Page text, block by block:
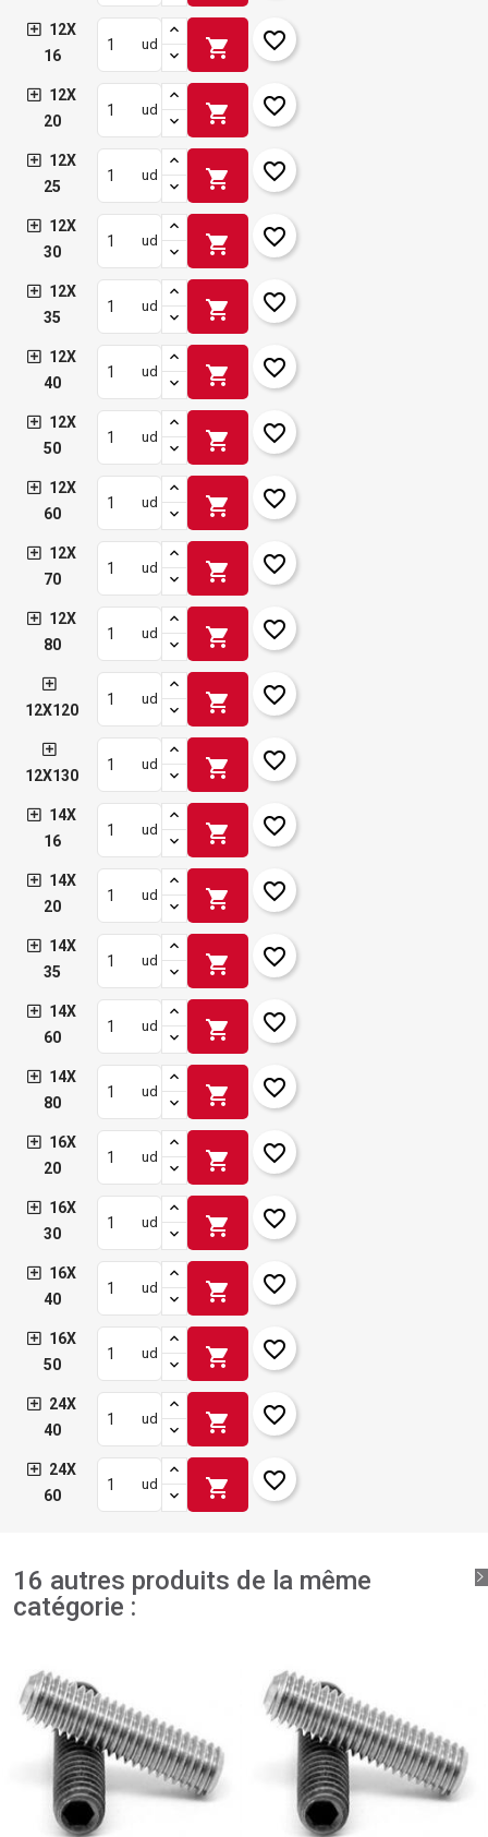
12X
16
ud shopping_cart favorite_border
12X
20
ud shopping_cart favorite_border
12X
25
ud shopping_cart favorite_border
12X
30
ud shopping_cart favorite_border
12X
35
ud shopping_cart favorite_border
12X
40
ud shopping_cart favorite_border
12X
50
ud shopping_cart favorite_border
12X
60
ud shopping_cart favorite_border
12X
70
ud shopping_cart favorite_border
12X
80
ud shopping_cart favorite_border
12X120
ud shopping_cart favorite_border
12X130
ud shopping_cart favorite_border
14X
16
ud shopping_cart favorite_border
14X
20
ud shopping_cart favorite_border
14X
35
ud shopping_cart favorite_border
14X
60
ud shopping_cart favorite_border
14X
80
ud shopping_cart favorite_border
16X
20
ud shopping_cart favorite_border
16X
30
ud shopping_cart favorite_border
16X
40
ud shopping_cart favorite_border
16X
50
ud shopping_cart favorite_border
24X
40
ud shopping_cart favorite_border
24X
60
ud shopping_cart favorite_border
16 autres produits de la même
catégorie :